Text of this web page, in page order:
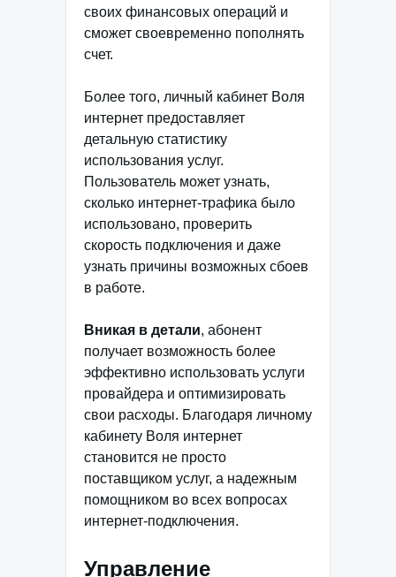
своих финансовых операций и
сможет своевременно пополнять
счет.
Более того, личный кабинет Воля
интернет предоставляет
детальную статистику
использования услуг.
Пользователь может узнать,
сколько интернет-трафика было
использовано, проверить
скорость подключения и даже
узнать причины возможных сбоев
в работе.
Вникая в детали, абонент
получает возможность более
эффективно использовать услуги
провайдера и оптимизировать
свои расходы. Благодаря личному
кабинету Воля интернет
становится не просто
поставщиком услуг, а надежным
помощником во всех вопросах
интернет-подключения.
Управление